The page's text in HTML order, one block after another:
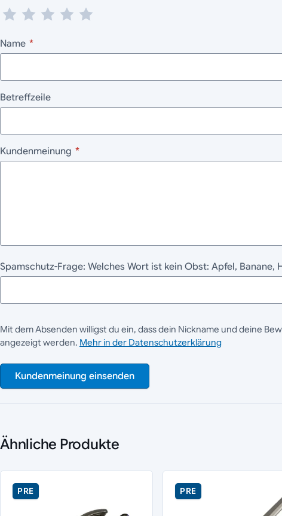
Name *
Betreffzeile
Kundenmeinung *
Spamschutz-Frage: Welches Wort ist kein Obst: Apfel, Banane,
Mit dem Absenden willigst du ein, dass dein Nickname und deine
angezeigt werden. Mehr in der Datenschutzerklärung
Kundenmeinung einsenden
Ähnliche Produkte
PRE PRE